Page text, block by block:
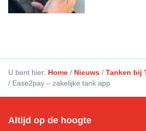
U bent hier: Home / Nieuws / Tanken bij
/ Ease2pay – zakelijke tank app
Altijd op de hoogte